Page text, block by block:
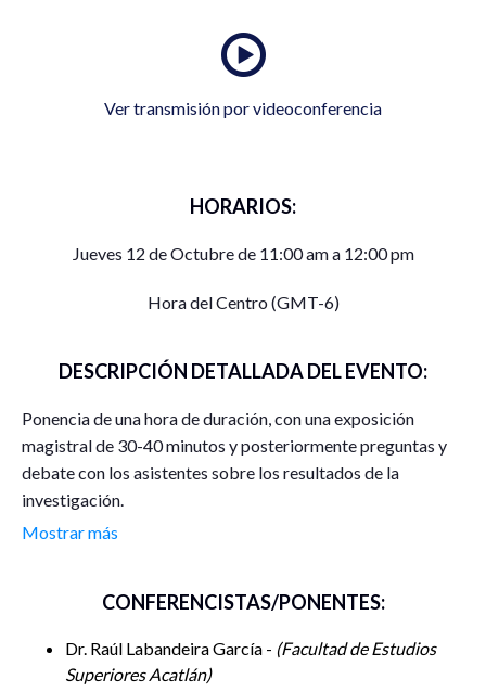
Ver transmisión por videoconferencia
HORARIOS:
Jueves 12 de Octubre de 11:00 am a 12:00 pm
Hora del Centro (GMT-6)
DESCRIPCIÓN DETALLADA DEL EVENTO:
Ponencia de una hora de duración, con una exposición
magistral de 30-40 minutos y posteriormente preguntas y
debate con los asistentes sobre los resultados de la
investigación.
Mostrar más
CONFERENCISTAS/PONENTES:
Dr. Raúl Labandeira García - Facultad de Estudios
Superiores Acatlán